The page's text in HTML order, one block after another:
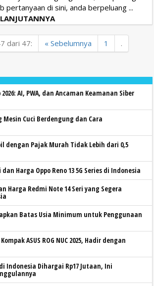
pertanyaan di sini, anda berpeluang ...
dari 47: « Sebelumnya 1 .
AI, PWA, dan Ancaman Keamanan Siber
Mesin Cuci Berdengung dan Cara
dengan Pajak Murah Tidak Lebih dari 0,5
Harga Oppo Reno 13 5G Series di Indonesia
Harga Redmi Note 14 Seri yang Segera
Batas Usia Minimum untuk Penggunaan
ASUS ROG NUC 2025, Hadir dengan
di Indonesia Dihargai Rp17 Jutaan, Ini